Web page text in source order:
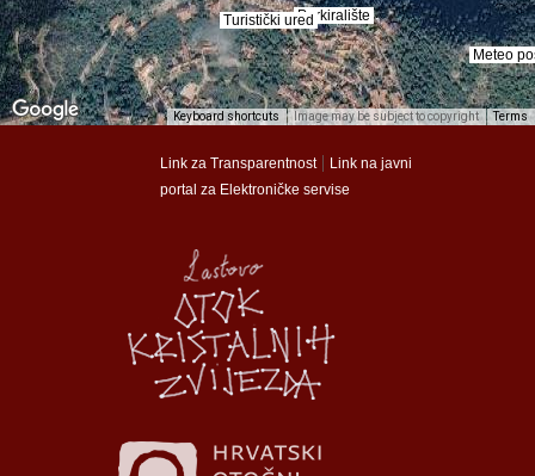
Meteo
Turistički uredParkiralište
Groblje
Meteo
Turistički uredParkiralište
Groblje
Keyboard shortcuts Image may be subject to copyright Terms
Link za Transparentnost| Link na javni
portal za Elektroničke servise